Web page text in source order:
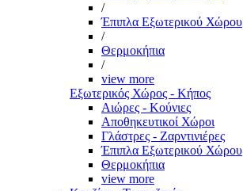
/
Έπιπλα Εξωτερικού Χώρου
/
Θερμοκήπια
/
view more
Εξωτερικός Χώρος - Κήπος
Αιώρες - Κούνιες
Αποθηκευτικοί Χώροι
Γλάστρες - Ζαρντινιέρες
Έπιπλα Εξωτερικού Χώρου
Θερμοκήπια
view more